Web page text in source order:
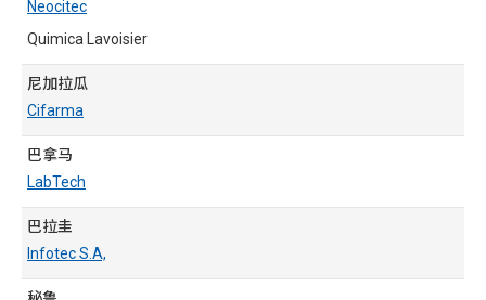
Neocitec
Quimica Lavoisier
尼加拉瓜
Cifarma
巴拿马
LabTech
巴拉圭
Infotec S.A,